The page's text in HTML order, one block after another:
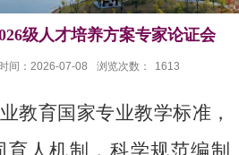
级人才培养方案专家论证会
间：2026-07-08 浏览次数： 1613
教育国家专业教学标准，
人机制，科学规范编制